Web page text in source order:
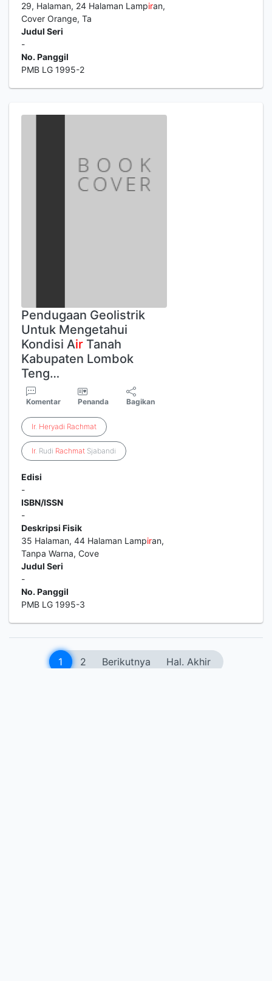
29, Halaman, 24 Halaman Lampiran,
Cover Orange, Ta
Judul Seri
-
No. Panggil
PMB LG 1995-2
Pendugaan Geolistrik
Untuk Mengetahui
Kondisi Air Tanah
Kabupaten Lombok
Teng…
Komentar Penanda Bagikan
Ir. Heryadi Rachmat
Ir. Rudi Rachmat Sjabandi
Edisi
-
ISBN/ISSN
-
Deskripsi Fisik
35 Halaman, 44 Halaman Lampiran,
Tanpa Warna, Cove
Judul Seri
-
No. Panggil
PMB LG 1995-3
1 2 Berikutnya Hal. Akhir